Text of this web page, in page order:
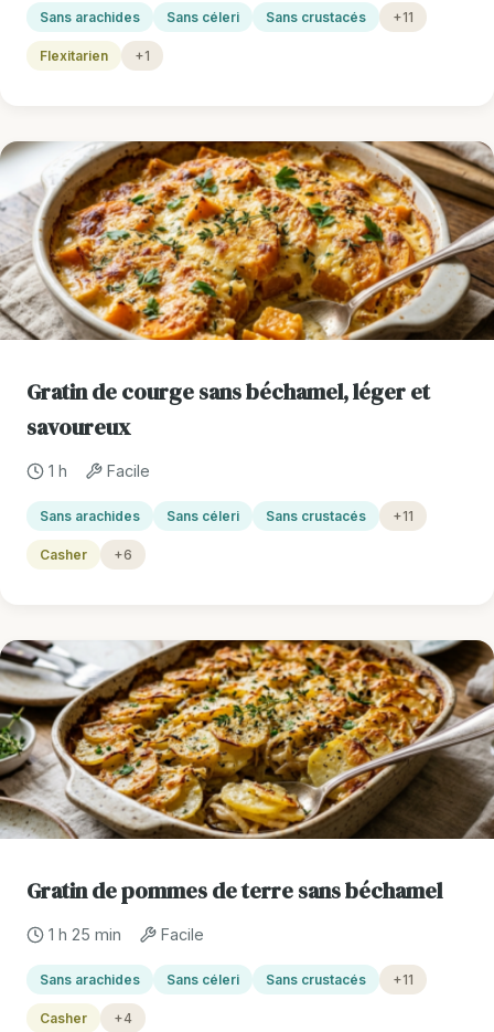
Sans arachides Sans céleri Sans crustacés +11
Flexitarien +1
Gratin de courge sans béchamel, léger et
savoureux
1 h Facile
Sans arachides Sans céleri Sans crustacés +11
Casher +6
Gratin de pommes de terre sans béchamel
1 h 25 min Facile
Sans arachides Sans céleri Sans crustacés +11
Casher +4